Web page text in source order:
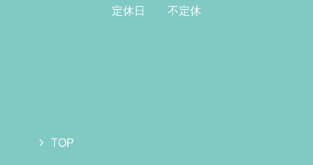
定休日 不定休
TOP